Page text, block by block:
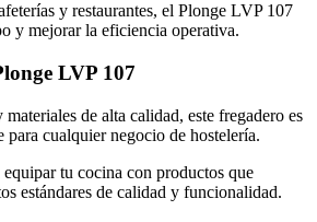
y restaurantes, el Plonge LVP 107
y mejorar la eficiencia operativa.
LVP 107
de alta calidad, este fregadero es
cualquier negocio de hostelería.
tu cocina con productos que
estándares de calidad y funcionalidad.